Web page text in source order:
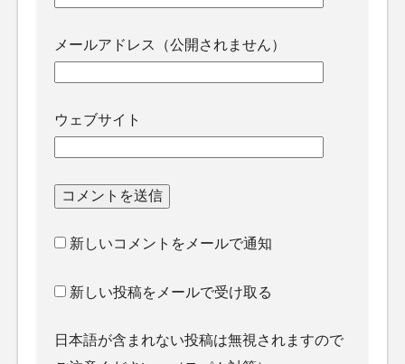
メールアドレス（公開されません）
ウェブサイト
新しいコメントをメールで通知
新しい投稿をメールで受け取る
日本語が含まれない投稿は無視されますので